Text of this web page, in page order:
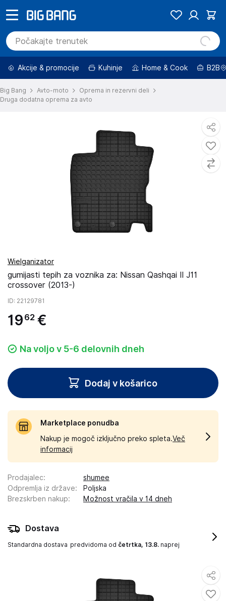
Akcije & promocije Kuhinje Home & Cook B2B
Big Bang Avto-moto
Oprema in rezervni deli
Druga dodatna oprema za avto
Wielganizator
gumijasti tepih za voznika za: Nissan Qashqai II J11
crossover (2013-)
ID: 22129781
19 62 €
Na voljo v 5-6 delovnih dneh
Dodaj v košarico
Marketplace ponudba
Nakup je mogoč izključno preko spleta.Več
informacij
Prodajalec:
shumee
Odpremlja iz države:
Poljska
Brezskrben nakup: Možnost vračila v 14 dneh
Dostava
Standardna dostava predvidoma od četrtka, 13.8. naprej